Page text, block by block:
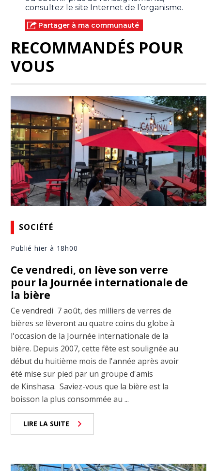
consultez le site Internet de l’organisme.
Partager à ma communauté
RECOMMANDÉS POUR
VOUS
SOCIÉTÉ
Publié hier à 18h00
Ce vendredi, on lève son verre
pour la Journée internationale de
la bière
Ce vendredi 7 août, des milliers de verres de
bières se lèveront au quatre coins du globe à
l'occasion de la Journée internationale de la
bière. Depuis 2007, cette fête est soulignée au
début du huitième mois de l'année après avoir
été mise sur pied par un groupe d'amis
de Kinshasa. Saviez-vous que la bière est la
boisson la plus consommée au ...
LIRE LA SUITE